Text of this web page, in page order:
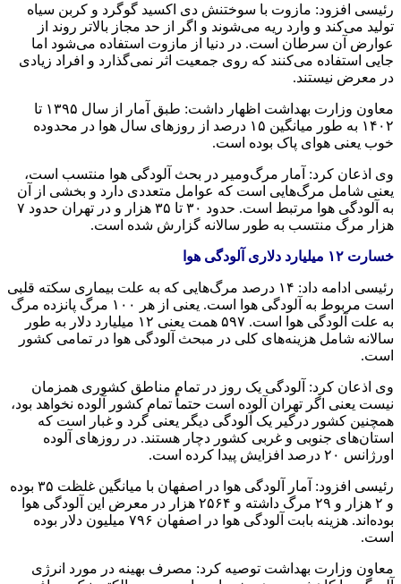
رئیسی افزود: مازوت با سوختنش دی اکسید گوگرد و کربن سیاه
تولید می‌کند و وارد ریه می‌شوند و اگر از حد مجاز بالاتر روند از
عوارض آن سرطان است. در دنیا از مازوت استفاده می‌شود اما
جایی استفاده می‌کنند که روی جمعیت اثر نمی‌گذارد و افراد زیادی
در معرض نیستند.
معاون وزارت بهداشت اظهار داشت: طبق آمار از سال ۱۳۹۵ تا
۱۴۰۲ به طور میانگین ۱۵ درصد از روزهای سال هوا در محدوده
خوب یعنی هوای پاک بوده است‌.
وی اذعان کرد: آمار مرگ‌ومیر در بحث آلودگی هوا منتسب است،
یعنی شامل مرگ‌هایی است که عوامل متعددی دارد و بخشی از آن
به آلودگی هوا مرتبط است. حدود ۳۰ تا ۳۵ هزار و در تهران حدود ۷
هزار مرگ منتسب به طور سالانه گزارش شده است.
خسارت ۱۲ میلیارد دلاری آلودگی هوا
رئیسی ادامه داد: ۱۴ درصد مرگ‌هایی که به علت بیماری سکته قلبی
است مربوط به آلودگی هوا است. یعنی از هر ۱۰۰ مرگ پانزده مرگ
به علت آلودگی هوا است. ۵۹۷ همت یعنی ۱۲ میلیارد دلار به طور
سالانه شامل هزینه‌های کلی در مبحث آلودگی هوا در تمامی کشور
است.
وی اذعان کرد: آلودگی یک روز در تمام مناطق کشوری همزمان
نیست یعنی اگر تهران آلوده است حتماً تمام کشور آلوده نخواهد بود،
همچنین کشور درگیر یک آلودگی دیگر یعنی گرد و غبار است که
استان‌های جنوبی و غربی کشور دچار هستند. در روزهای آلوده
اورژانس ۲۰ درصد افزایش پیدا کرده است.
رئیسی افزود: آمار آلودگی هوا در اصفهان با میانگین غلظت ۳۵ بوده
و ۲ هزار و ۲۹ مرگ داشته و ۲۵۶۴ هزار در معرض این آلودگی هوا
بوده‌اند. هزینه بابت آلودگی هوا در اصفهان ۷۹۶ میلیون دلار بوده
است.
معاون وزارت بهداشت توصیه کرد: مصرف بهینه در مورد انرژی